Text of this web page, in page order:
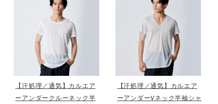
テニス／ソフトテニス
バドミントン
陸上競技
【汗処理／通気】カルエア
ーアンダークルーネック半
【汗処理／通気】カルエア
ーアンダーVネック半袖シャ